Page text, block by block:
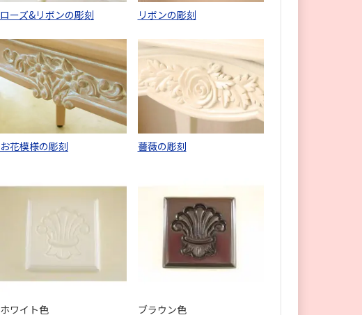
ローズ&リボンの彫刻 リボンの彫刻
お花模様の彫刻 薔薇の彫刻
ホワイト色 ブラウン色